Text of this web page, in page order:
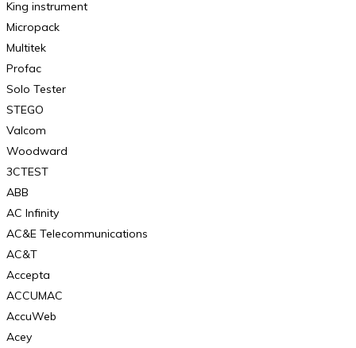
King instrument
Micropack
Multitek
Profac
Solo Tester
STEGO
Valcom
Woodward
3CTEST
ABB
AC Infinity
AC&E Telecommunications
AC&T
Accepta
ACCUMAC
AccuWeb
Acey